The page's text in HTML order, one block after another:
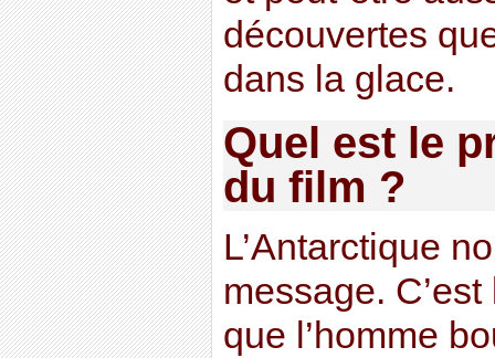
découvertes
dans la glace.
Quel est le
du film ?
L’Antarctique
message.
que l’homme